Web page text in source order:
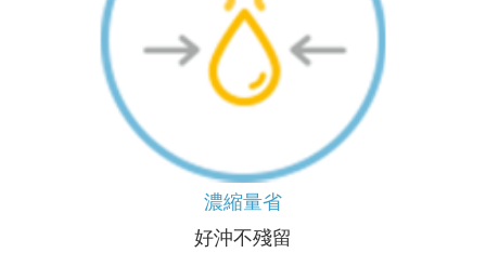
濃縮量省
好沖不殘留